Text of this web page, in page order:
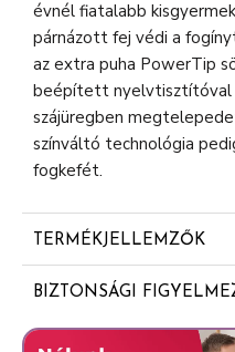
évnél fiatalabb
párnázott fej védi a
az extra puha PowerTip
beépített nyelvtisztítóval
szájüregben
színváltó technológia
fogkefét.
TERMÉKJELLEMZŐK
· ORAL-B KIDS 0+
· PÁRNÁZOTT FEJ a
BIZTONSÁGI
Cserélje fogkeféjét három